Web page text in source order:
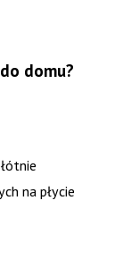
domu?
na płycie